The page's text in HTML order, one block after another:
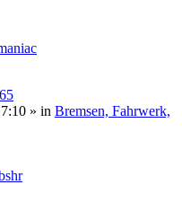
» in Bremsen, Fahrwerk,